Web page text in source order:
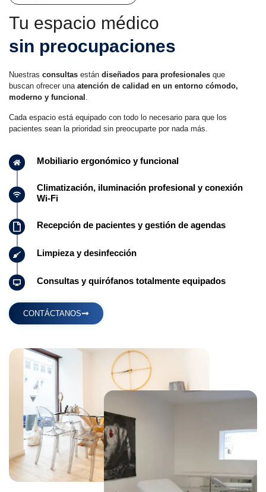
Tu espacio médico
sin preocupaciones
Nuestras consultas están diseñados para profesionales que
buscan ofrecer una atención de calidad en un entorno cómodo,
moderno y funcional .
Cada espacio está equipado con todo lo necesario para que los
pacientes sean la prioridad sin preocuparte por nada más.
Mobiliario ergonómico y funcional
Climatización, iluminación profesional y conexión
Wi-Fi
Recepción de pacientes y gestión de agendas
Limpieza y desinfección
Consultas y quirófanos totalmente equipados
CONTÁCTANOS